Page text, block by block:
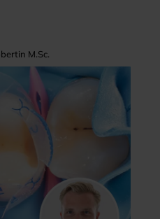
M.Sc.